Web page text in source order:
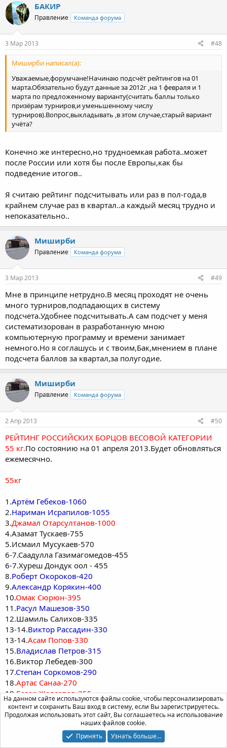
БАКИР
Правление Команда форума
3 Мар 2013 #48
Миширби написал(а):
Уважаемые,форумчане!Начинаю подсчёт рейтингов на 01
марта.Обязательно будут данные за 2012г ,на 1 февраля и 1
марта по предложенному варианту(считать баллы только
призёрам турниров,и уменьшенному числу
турниров).Вопрос,выкладывать ,в этом случае,старый вариант
учёта?
Конечно же интересно,но трудноемкая работа..может
после России или хотя бы после Европы,как бы
подведение итогов..
Я считаю рейтинг подсчитывать или раз в пол-года,в
крайнем случае раз в квартал..а каждый месяц трудно и
непоказательно..
Миширби
Правление Команда форума
3 Мар 2013 #49
Мне в принципе нетрудно.В месяц проходят не очень
много турниров,подпадающих в систему
подсчета.Удобнее подсчитывать.А сам подсчет у меня
систематизорован в разработанную мною
компьютерную программу и времени занимает
немного.Но я соглашусь и с твоим,Бак,мнением в плане
подсчета баллов за квартал,за полугодие.
Миширби
Правление Команда форума
2 Апр 2013 #50
РЕЙТИНГ РОССИЙСКИХ БОРЦОВ ВЕСОВОЙ КАТЕГОРИИ
55 кг.По состоянию на 01 апреля 2013.Будет обновляться
ежемесячно.
55кг
1.Артём Гебеков-1060
2.Нариман Исрапилов-1055
3.Джамал Отарсултанов-1000
4.Азамат Тускаев-755
5.Исмаил Мусукаев-570
6-7.Саадулла Газимагомедов-455
6-7.Хуреш Дондук оол - 455
8.Роберт Окороков-420
9.Александр Корякин-400
10.Омак Сюрюн-395
11.Расул Машезов-350
12.Шамиль Салихов-335
13-14.Виктор Рассадин-330
13-14.Асам Попов-330
15.Владислав Петров-315
16.Виктор Лебедев-300
17.Степан Соркомов-290
18.Артас Санаа-270
19.Базар Жалсапов-255
20.Нодар Арабидзе-215
21-22.Тамерлан Караев-200
Михаил Иванов-200
Алдар Бальжинимаев-195
На данном сайте используются файлы cookie, чтобы персонализировать
контент и сохранить Ваш вход в систему, если Вы зарегистрируетесь.
Продолжая использовать этот сайт, Вы соглашаетесь на использование
наших файлов cookie.
Принять
Узнать больше…